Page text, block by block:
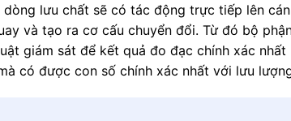
lưu chất sẽ có tác động trực tiếp lên
và tạo ra cơ cấu chuyển đổi. Từ đó bộ
giám sát để kết quả đo đạc chính xác
có được con số chính xác nhất với lưu